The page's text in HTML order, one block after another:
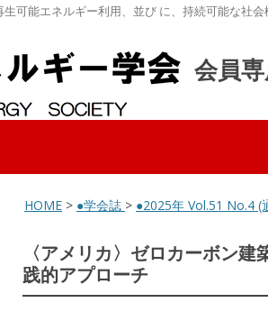
可能エネルギー利用、並び に、持続可能な社
会員
HOME > ●学会誌 > ●2025年 Vol.51 No.4 (
〈アメリカ〉ゼロカーボン
践的アプローチ